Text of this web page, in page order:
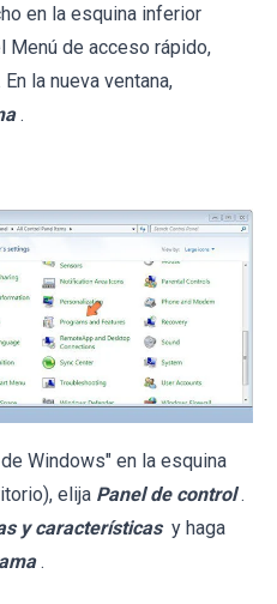
en la esquina inferior
Menú de acceso rápido,
la nueva ventana,
.
Windows" en la esquina
elija Panel de control .
y características y haga
.